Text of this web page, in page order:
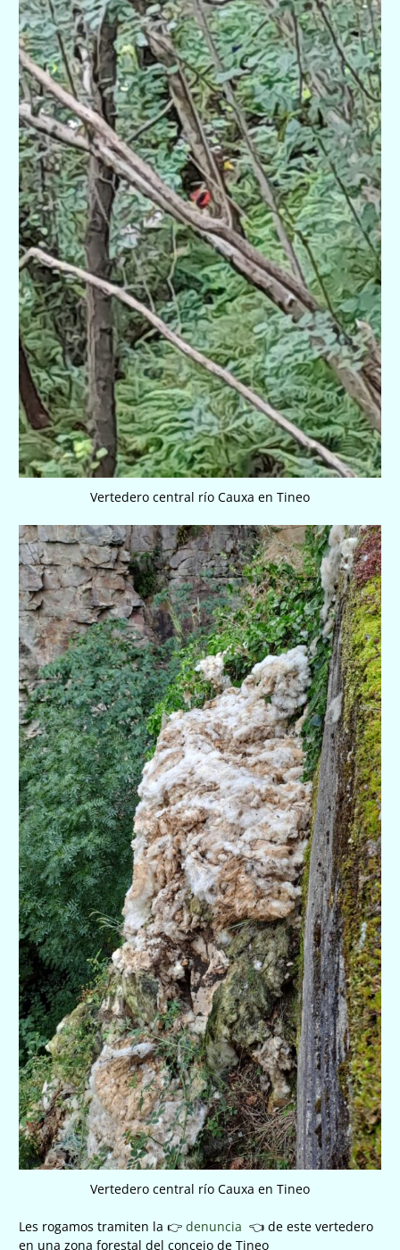
Vertedero central río Cauxa en Tineo
Vertedero central río Cauxa en Tineo
Les rogamos tramiten la 👉 denuncia 👈 de este vertedero
en una zona forestal del concejo de Tineo